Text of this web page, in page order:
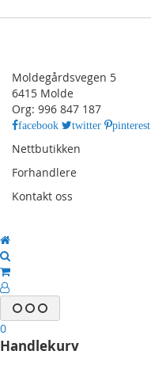
Moldegårdsvegen 5
6415 Molde
Org: 996 847 187
facebook twitter pinterest
Nettbutikken
Forhandlere
Kontakt oss
0
Handlekurv